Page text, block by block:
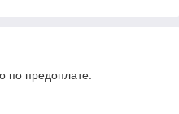
по предоплате.